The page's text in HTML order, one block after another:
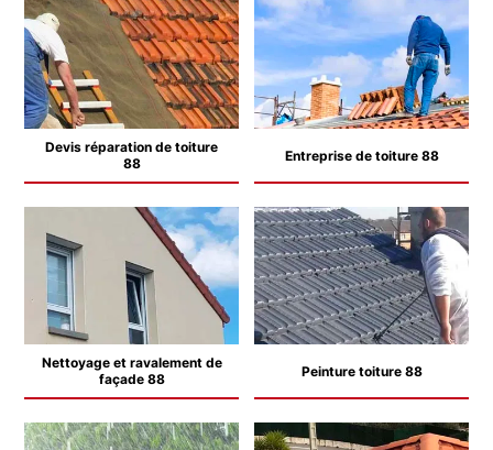
Devis réparation de toiture
88
Entreprise de toiture 88
Nettoyage et ravalement de
façade 88
Peinture toiture 88